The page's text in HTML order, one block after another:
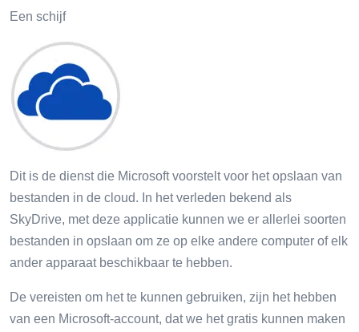
Een schijf
Dit is de dienst die Microsoft voorstelt voor het opslaan van
bestanden in de cloud. In het verleden bekend als
SkyDrive, met deze applicatie kunnen we er allerlei soorten
bestanden in opslaan om ze op elke andere computer of elk
ander apparaat beschikbaar te hebben.
De vereisten om het te kunnen gebruiken, zijn het hebben
van een Microsoft-account, dat we het gratis kunnen maken